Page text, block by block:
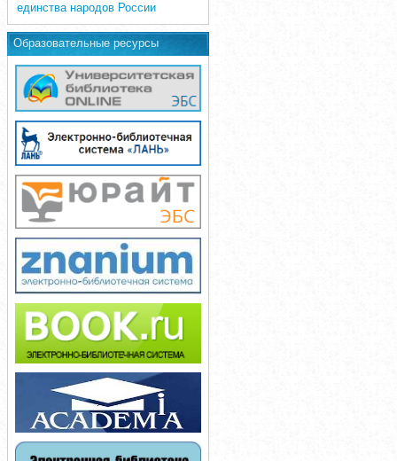
единства народов России
Образовательные ресурсы